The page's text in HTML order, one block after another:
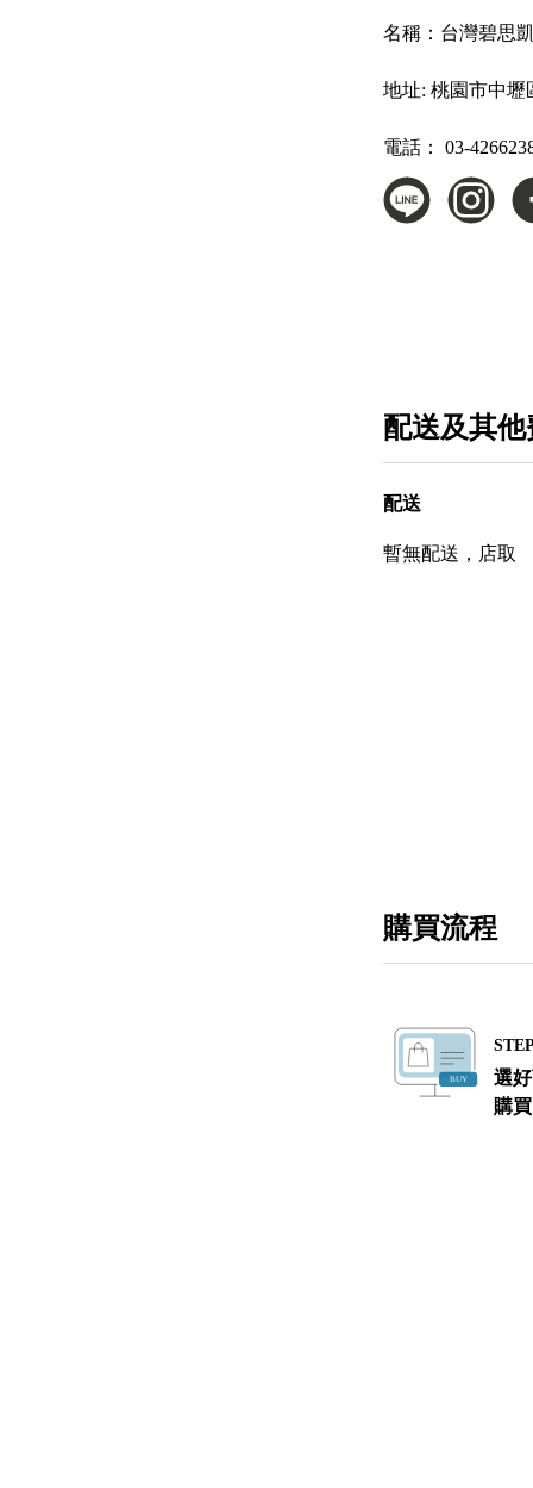
名稱： 台灣碧思
地址: 桃園市中壢
電話： 03-
配送及其
配送
暫無配送，店取
購買流程
選
購